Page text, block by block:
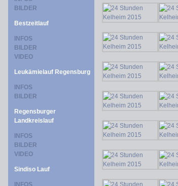
BILDER
Bestzeitlauf
INFOS
BILDER
VIDEO
Leukämielauf Regensburg
INFOS
BILDER
Regensburger
Landkreislauf
INFOS
BILDER
VIDEO
Sindiso Lauf
INFOS